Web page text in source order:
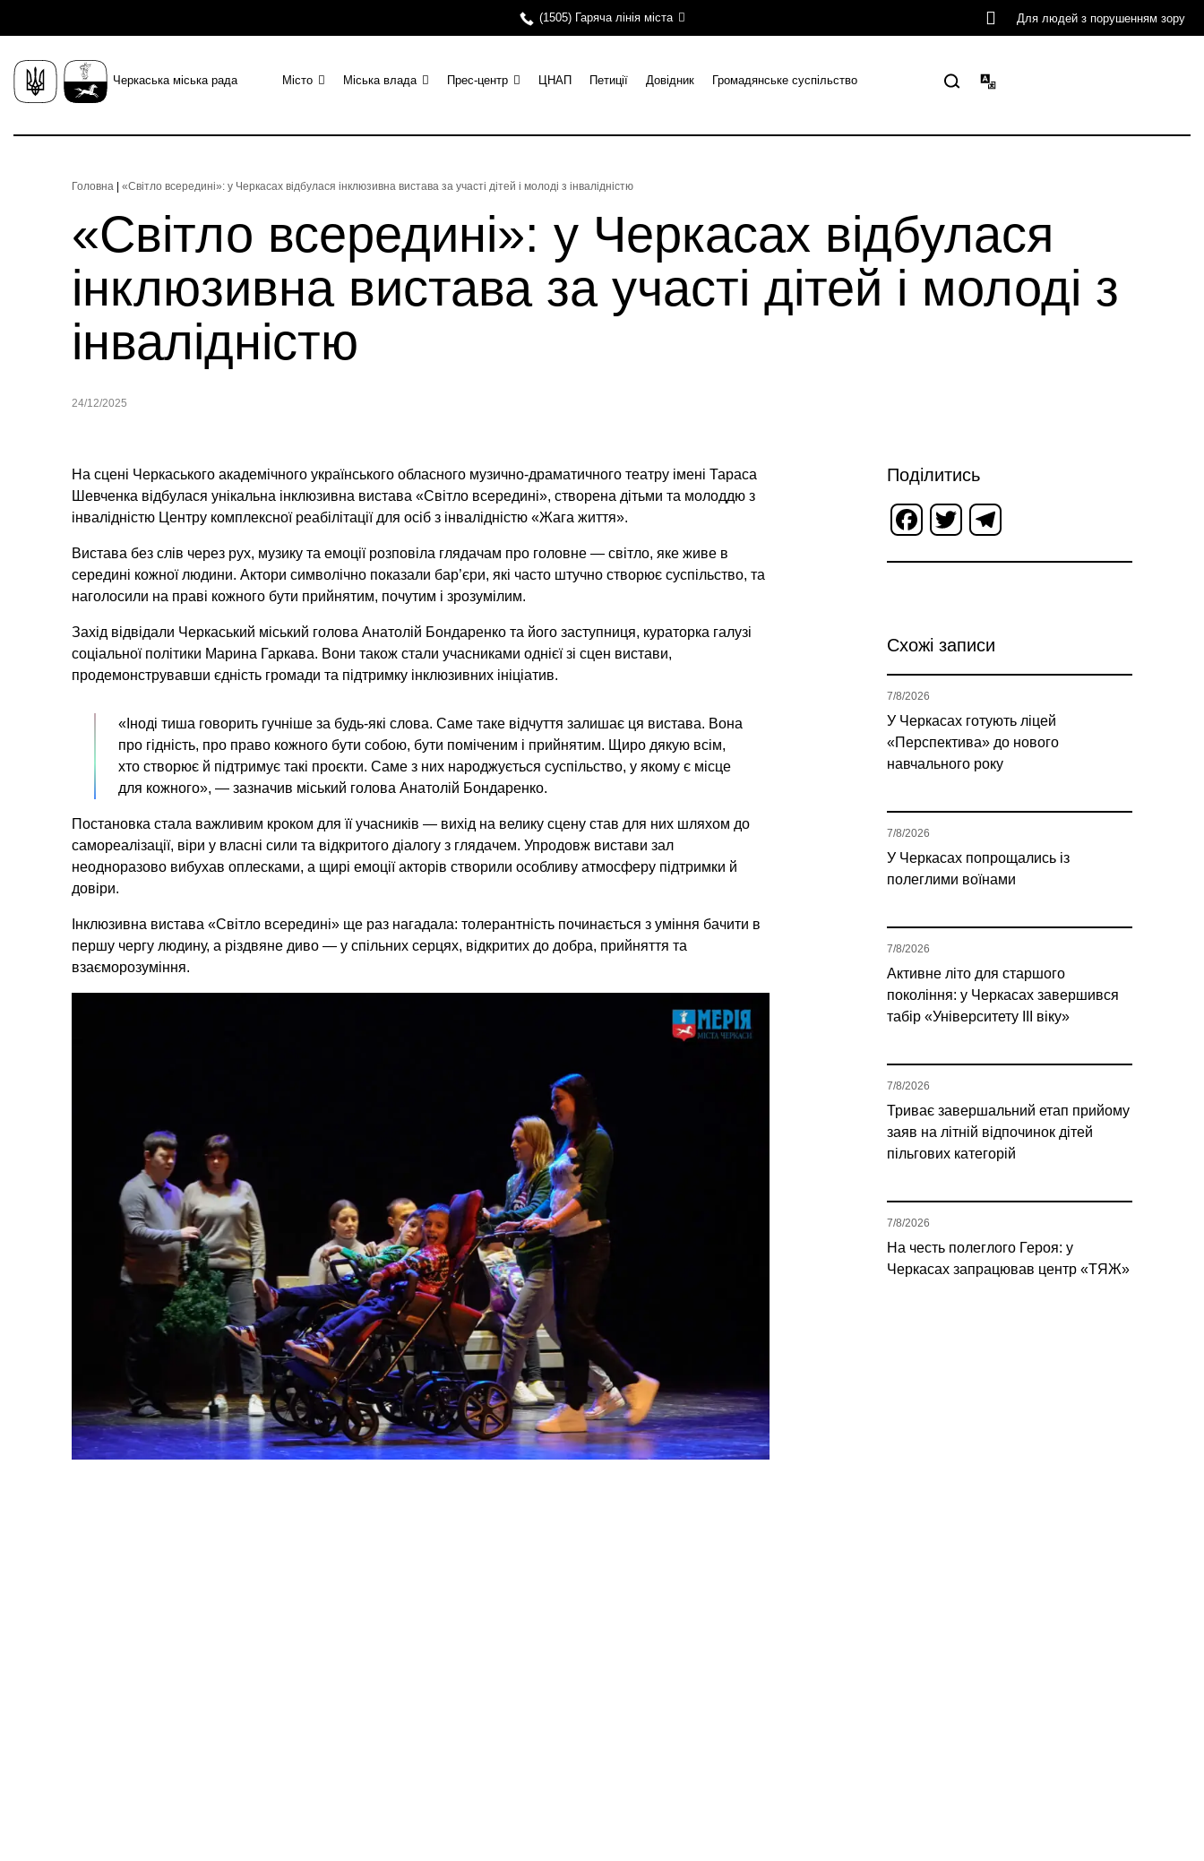
(1505) Гаряча лінія міста Для людей з порушенням зору
Черкаська міська рада Місто Міська влада Прес-центр ЦНАП Петиції Довідник Громадянське суспільство
Головна «Світло всередині»: у Черкасах відбулася інклюзивна вистава за участі дітей і молоді з інвалідністю
«Світло всередині»: у Черкасах відбулася
інклюзивна вистава за участі дітей і молоді з
інвалідністю
24/12/2025
На сцені Черкаського академічного українського обласного музично-драматичного театру імені Тараса
Шевченка відбулася унікальна інклюзивна вистава «Світло всередині», створена дітьми та молоддю з
інвалідністю Центру комплексної реабілітації для осіб з інвалідністю «Жага життя».
Вистава без слів через рух, музику та емоції розповіла глядачам про головне — світло, яке живе в
середині кожної людини. Актори символічно показали бар’єри, які часто штучно створює суспільство, та
наголосили на праві кожного бути прийнятим, почутим і зрозумілим.
Захід відвідали Черкаський міський голова Анатолій Бондаренко та його заступниця, кураторка галузі
соціальної політики Марина Гаркава. Вони також стали учасниками однієї зі сцен вистави,
продемонструвавши єдність громади та підтримку інклюзивних ініціатив.
«Іноді тиша говорить гучніше за будь-які слова. Саме таке відчуття залишає ця вистава. Вона
про гідність, про право кожного бути собою, бути поміченим і прийнятим. Щиро дякую всім,
хто створює й підтримує такі проєкти. Саме з них народжується суспільство, у якому є місце
для кожного», — зазначив міський голова Анатолій Бондаренко.
Постановка стала важливим кроком для її учасників — вихід на велику сцену став для них шляхом до
самореалізації, віри у власні сили та відкритого діалогу з глядачем. Упродовж вистави зал
неодноразово вибухав оплесками, а щирі емоції акторів створили особливу атмосферу підтримки й
довіри.
Інклюзивна вистава «Світло всередині» ще раз нагадала: толерантність починається з уміння бачити в
першу чергу людину, а різдвяне диво — у спільних серцях, відкритих до добра, прийняття та
взаєморозуміння.
Поділитись
Facebook
Twitter
Схожі записи
У Черкасах готують ліцей
«Перспектива» до нового
навчального року
7/8/2026
У Черкасах попрощались із
полеглими воїнами
7/8/2026
Активне літо для старшого
покоління: у Черкасах завершився
табір «Університету ІІІ віку»
7/8/2026
Триває завершальний етап прийому
заяв на літній відпочинок дітей
пільгових категорій
7/8/2026
На честь полеглого Героя: у
Черкасах запрацював центр «ТЯЖ»
7/8/2026